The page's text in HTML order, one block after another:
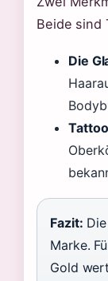
Beide sind
Die
Fazit:
Marke.
Gold